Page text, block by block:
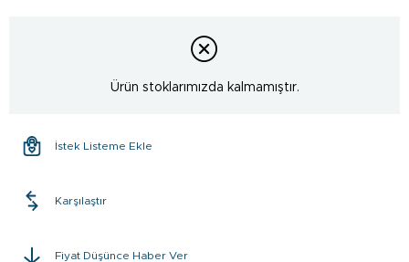
Ürün stoklarımızda kalmamıştır.
İstek Listeme Ekle
Karşılaştır
Fiyat Düşünce Haber Ver